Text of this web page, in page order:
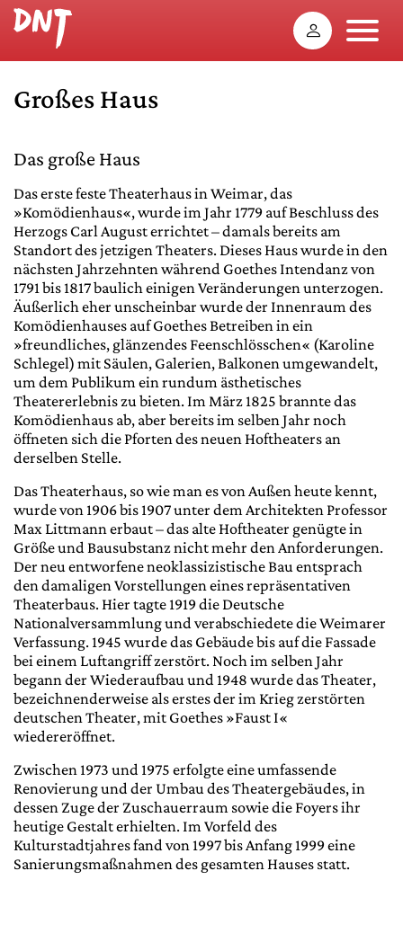
Großes Haus
Das große Haus
Das erste feste Theaterhaus in Weimar, das
»Komödienhaus«, wurde im Jahr 1779 auf Beschluss des
Herzogs Carl August errichtet – damals bereits am
Standort des jetzigen Theaters. Dieses Haus wurde in den
nächsten Jahrzehnten während Goethes Intendanz von
1791 bis 1817 baulich einigen Veränderungen unterzogen.
Äußerlich eher unscheinbar wurde der Innenraum des
Komödienhauses auf Goethes Betreiben in ein
»freundliches, glänzendes Feenschlösschen« (Karoline
Schlegel) mit Säulen, Galerien, Balkonen umgewandelt,
um dem Publikum ein rundum ästhetisches
Theatererlebnis zu bieten. Im März 1825 brannte das
Komödienhaus ab, aber bereits im selben Jahr noch
öffneten sich die Pforten des neuen Hoftheaters an
derselben Stelle.
Das Theaterhaus, so wie man es von Außen heute kennt,
wurde von 1906 bis 1907 unter dem Architekten Professor
Max Littmann erbaut – das alte Hoftheater genügte in
Größe und Bausubstanz nicht mehr den Anforderungen.
Der neu entworfene neoklassizistische Bau entsprach
den damaligen Vorstellungen eines repräsentativen
Theaterbaus. Hier tagte 1919 die Deutsche
Nationalversammlung und verabschiedete die Weimarer
Verfassung. 1945 wurde das Gebäude bis auf die Fassade
bei einem Luftangriff zerstört. Noch im selben Jahr
begann der Wiederaufbau und 1948 wurde das Theater,
bezeichnenderweise als erstes der im Krieg zerstörten
deutschen Theater, mit Goethes »Faust I«
wiedereröffnet.
Zwischen 1973 und 1975 erfolgte eine umfassende
Renovierung und der Umbau des Theatergebäudes, in
dessen Zuge der Zuschauerraum sowie die Foyers ihr
heutige Gestalt erhielten. Im Vorfeld des
Kulturstadtjahres fand von 1997 bis Anfang 1999 eine
Sanierungsmaßnahmen des gesamten Hauses statt.